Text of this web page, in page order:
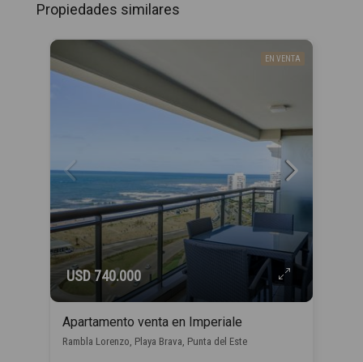
Propiedades similares
EN VENTA
USD 740.000
Apartamento venta en Imperiale
Rambla Lorenzo, Playa Brava, Punta del Este